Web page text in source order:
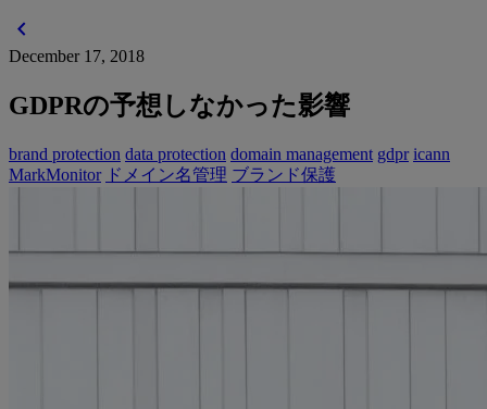
chevron_left
December 17, 2018
GDPRの予想しなかった影響
brand protection data protection domain management gdpr icann
MarkMonitor ドメイン名管理 ブランド保護